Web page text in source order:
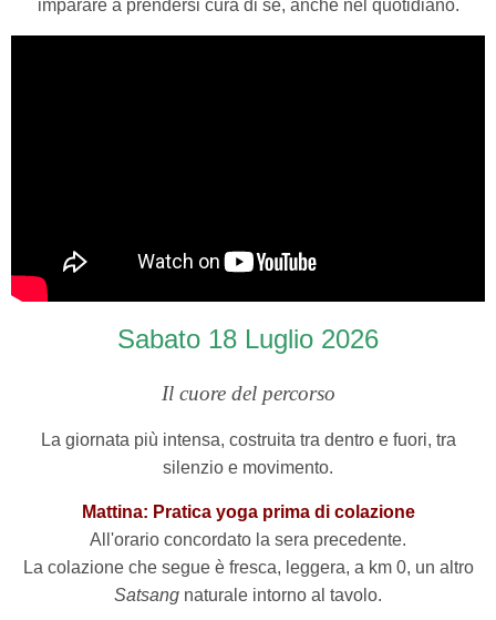
imparare a prendersi cura di sé, anche nel quotidiano.
Sabato 18 Luglio 2026
Il cuore del percorso
La giornata più intensa, costruita tra dentro e fuori, tra
silenzio e movimento.
Mattina: Pratica yoga prima di colazione
All'orario concordato la sera precedente.
La colazione che segue è fresca, leggera, a km 0, un altro
Satsang naturale intorno al tavolo.